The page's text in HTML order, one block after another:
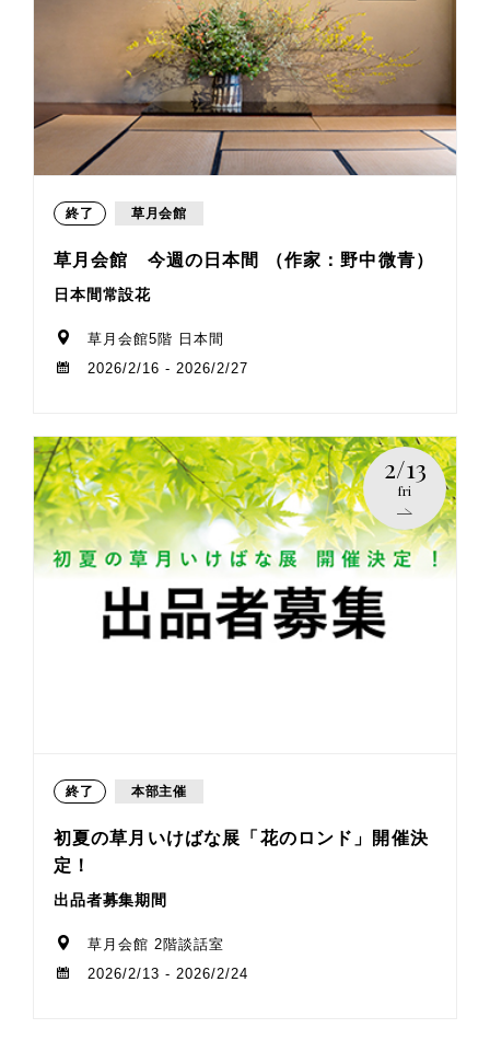
終了 草月会館
草月会館 今週の日本間 （作家：野中微青）
日本間常設花
草月会館5階 日本間
2026/2/16 - 2026/2/27
2/13
fri
終了 本部主催
初夏の草月いけばな展「花のロンド」開催決
定！
出品者募集期間
草月会館 2階談話室
2026/2/13 - 2026/2/24